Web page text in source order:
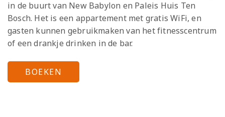
in de buurt van New Babylon en Paleis Huis Ten
Bosch. Het is een appartement met gratis WiFi, en
gasten kunnen gebruikmaken van het fitnesscentrum
of een drankje drinken in de bar.
BOEKEN